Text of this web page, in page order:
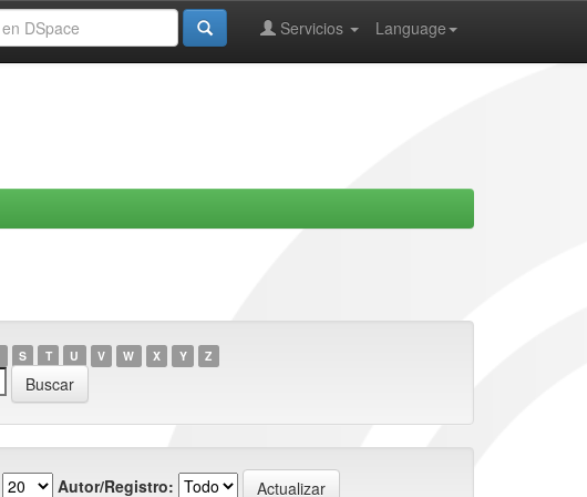
Language
Servicios
S T U V W X Y Z
Autor/Registro: